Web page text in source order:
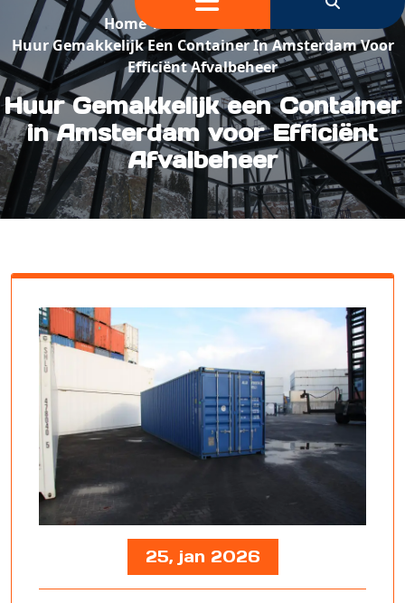
Home/
Huur Gemakkelijk Een Container In Amsterdam Voor
Efficiënt Afvalbeheer
Huur Gemakkelijk een Container
in Amsterdam voor Efficiënt
Afvalbeheer
25, jan 2026